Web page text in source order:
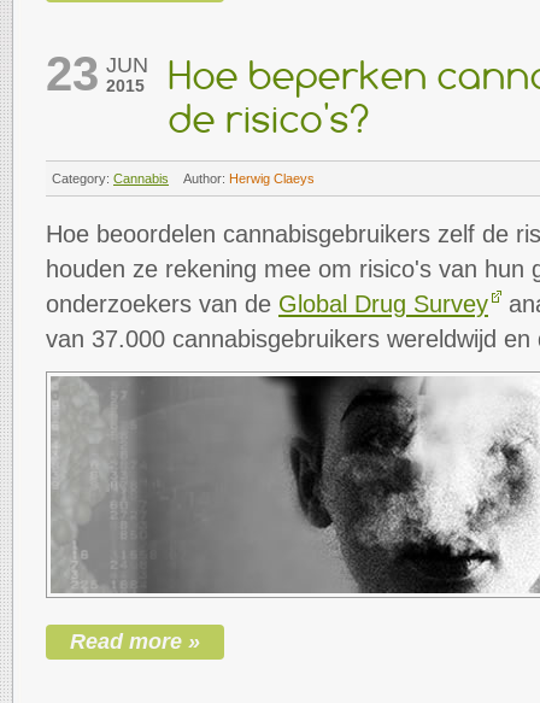
23 JUN
2015
Hoe beperken
de risico's?
Category: Cannabis Author: Herwig Claeys
Hoe beoordelen cannabisgebruikers zelf de
houden ze rekening mee om risico's van hun
onderzoekers van de Global Drug Survey
van 37.000 cannabisgebruikers wereldwijd
Read more »